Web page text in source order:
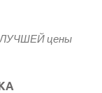
ЛУЧШЕЙ цены